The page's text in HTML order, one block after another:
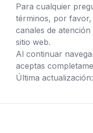
Para cualquier
términos, por
canales de
sitio web.
Al continuar
aceptas
Última